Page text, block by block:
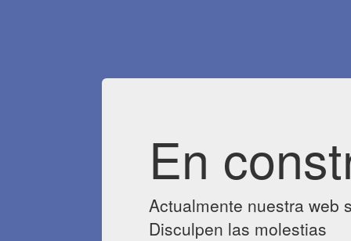
En
Actualmente nuestra web
Disculpen las molestias